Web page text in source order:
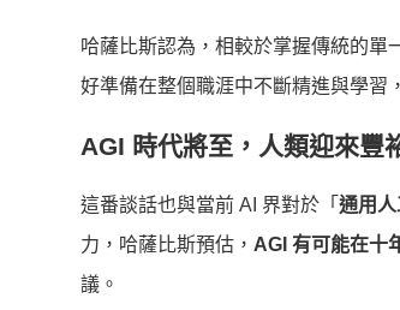
哈薩比斯認為，相較於掌握傳統的單
好準備在整個職涯中不斷精進與學習
AGI 時代將至，人類迎來豐
這番談話也與當前 AI 界對於「 通用人
力，哈薩比斯預估， AGI 有可能在十
議。